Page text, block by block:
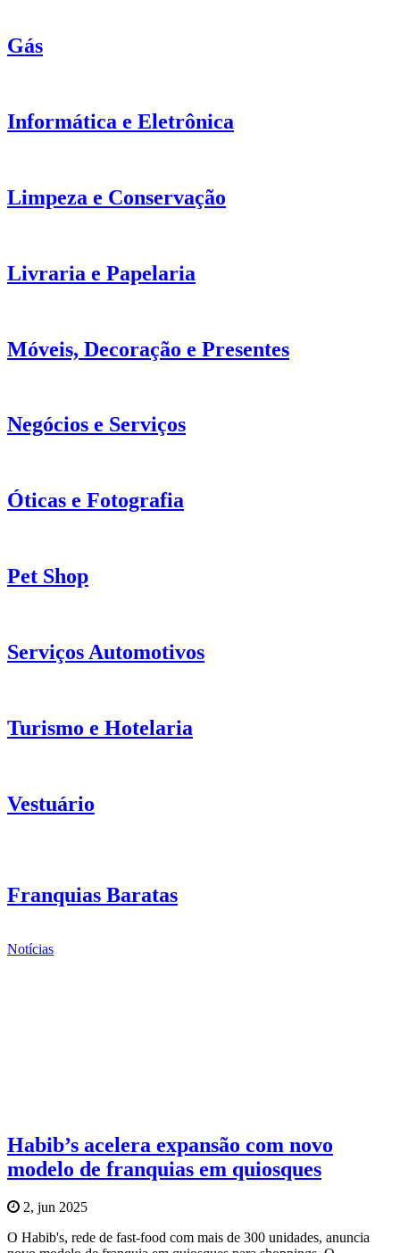
Gás
Informática e Eletrônica
Limpeza e Conservação
Livraria e Papelaria
Móveis, Decoração e Presentes
Negócios e Serviços
Óticas e Fotografia
Pet Shop
Serviços Automotivos
Turismo e Hotelaria
Vestuário
Franquias Baratas
Notícias
Habib’s acelera expansão com novo
modelo de franquias em quiosques
2, jun 2025
O Habib's, rede de fast-food com mais de 300 unidades, anuncia